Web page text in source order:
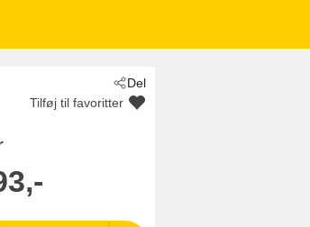
Del
Tilføj til favoritter